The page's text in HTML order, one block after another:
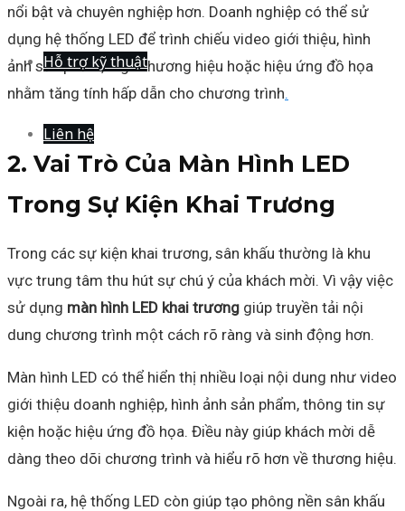
Hỗ trợ kỹ thuật
Liên hệ
nổi bật và chuyên nghiệp hơn. Doanh nghiệp có thể sử
dụng hệ thống LED để trình chiếu video giới thiệu, hình
ảnh sản phẩm, logo thương hiệu hoặc hiệu ứng đồ họa
nhằm tăng tính hấp dẫn cho chương trình.
2. Vai Trò Của Màn Hình LED
Trong Sự Kiện Khai Trương
Trong các sự kiện khai trương, sân khấu thường là khu
vực trung tâm thu hút sự chú ý của khách mời. Vì vậy việc
sử dụng màn hình LED khai trương giúp truyền tải nội
dung chương trình một cách rõ ràng và sinh động hơn.
Màn hình LED có thể hiển thị nhiều loại nội dung như video
giới thiệu doanh nghiệp, hình ảnh sản phẩm, thông tin sự
kiện hoặc hiệu ứng đồ họa. Điều này giúp khách mời dễ
dàng theo dõi chương trình và hiểu rõ hơn về thương hiệu.
Ngoài ra, hệ thống LED còn giúp tạo phông nền sân khấu